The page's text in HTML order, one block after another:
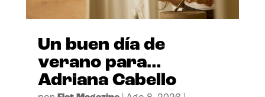
Un buen día de
verano para…
Adriana Cabello